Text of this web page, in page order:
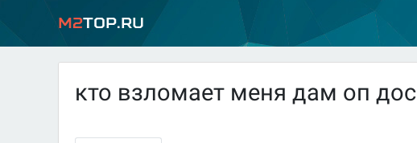
M2Top.ru
кто взломает меня дам оп дос